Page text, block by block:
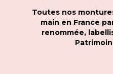
Toutes nos
main en France
renommée,